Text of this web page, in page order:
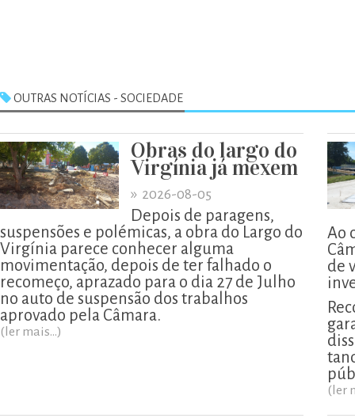
OUTRAS NOTÍCIAS - SOCIEDADE
Obras do largo do
Virgínia já mexem
» 2026-08-05
Depois de paragens,
suspensões e polémicas, a obra do Largo do
Virgínia parece conhecer alguma
movimentação, depois de ter falhado o
recomeço, aprazado para o dia 27 de Julho
no auto de suspensão dos trabalhos
aprovado pela Câmara.
(ler mais...)
Ao
de
(ler